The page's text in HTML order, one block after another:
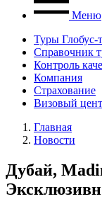
Меню
Туры Глобус-
Справочник
Контроль
Компания
Страхование
Визовый
Главная
Новости
Дубай,